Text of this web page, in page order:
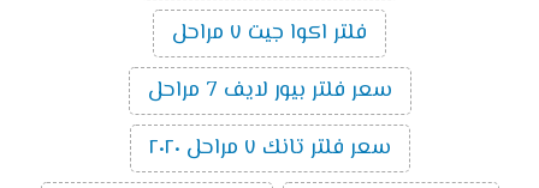
فلتر اكوا جيت ٧ مراحل
سعر فلتر بيور لايف 7 مراحل
سعر فلتر تانك ٧ مراحل ٢٠٢٠